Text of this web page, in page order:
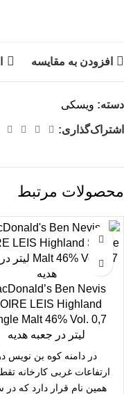
افزودن به مقایسه
دسته: ویسکی
اشتراک‌گذاری:
محصولات مرتبط
Ben Nevis
LEIS Highland
Malt 46% Vol. 0,7
لیتر در جعبه هدیه
در دامنه کوه بن نویس در
ارتفاعات غربی کارخانه
همین نام قرار دارد که در